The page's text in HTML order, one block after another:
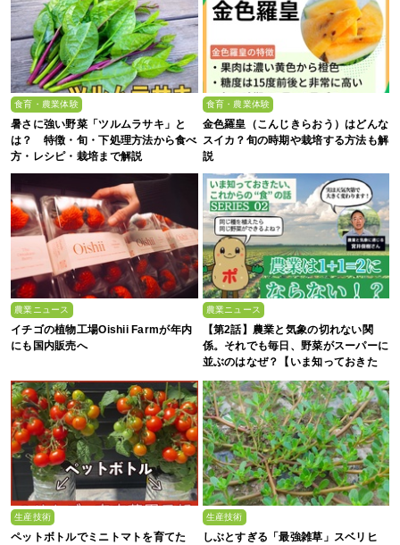
食育・農業体験
暑さに強い野菜「ツルムラサキ」と
は？ 特徴・旬・下処理方法から食べ
方・レシピ・栽培まで解説
食育・農業体験
金色羅皇（こんじきらおう）はどんな
スイカ？旬の時期や栽培する方法も解
説
農業ニュース
イチゴの植物工場Oishii Farmが年内
にも国内販売へ
農業ニュース
【第2話】農業と気象の切れない関
係。それでも毎日、野菜がスーパーに
並ぶのはなぜ？【いま知っておきた
い、これからの”食”の話】
生産技術
ペットボトルでミニトマトを育てた
生産技術
しぶとすぎる「最強雑草」スベリヒ